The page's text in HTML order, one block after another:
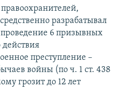
разрабатывал
6 призывных
преступление –
войны (по ч. 1 ст. 438
грозит до 12 лет